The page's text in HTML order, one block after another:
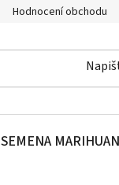
Hodnocení obchodu
SEMENA